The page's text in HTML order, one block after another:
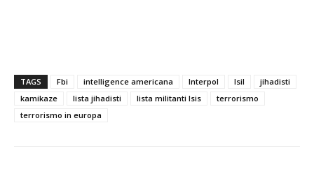
TAGS Fbi intelligence americana Interpol Isil
jihadisti
kamikaze
lista jihadisti lista militanti Isis
terrorismo
terrorismo in europa